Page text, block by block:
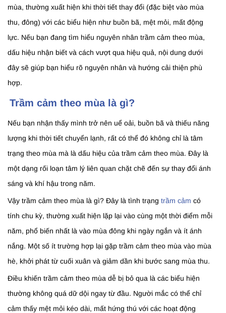
mùa, thường xuất hiện khi thời tiết thay đổi (đặc biệt vào mùa
thu, đông) với các biểu hiện như buồn bã, mệt mỏi, mất động
lực. Nếu bạn đang tìm hiểu nguyên nhân trầm cảm theo mùa,
dấu hiệu nhận biết và cách vượt qua hiệu quả, nội dung dưới
đây sẽ giúp bạn hiểu rõ nguyên nhân và hướng cải thiện phù
hợp.
Trầm cảm theo mùa là gì?
Nếu bạn nhận thấy mình trở nên uể oải, buồn bã và thiếu năng
lượng khi thời tiết chuyển lạnh, rất có thể đó không chỉ là tâm
trạng theo mùa mà là dấu hiệu của trầm cảm theo mùa. Đây là
một dạng rối loạn tâm lý liên quan chặt chẽ đến sự thay đổi ánh
sáng và khí hậu trong năm.
Vậy trầm cảm theo mùa là gì? Đây là tình trạng trầm cảm có
tính chu kỳ, thường xuất hiện lặp lại vào cùng một thời điểm mỗi
năm, phổ biến nhất là vào mùa đông khi ngày ngắn và ít ánh
nắng. Một số ít trường hợp lại gặp trầm cảm theo mùa vào mùa
hè, khởi phát từ cuối xuân và giảm dần khi bước sang mùa thu.
Điều khiến trầm cảm theo mùa dễ bị bỏ qua là các biểu hiện
thường không quá dữ dội ngay từ đầu. Người mắc có thể chỉ
cảm thấy mệt mỏi kéo dài, mất hứng thú với các hoạt động